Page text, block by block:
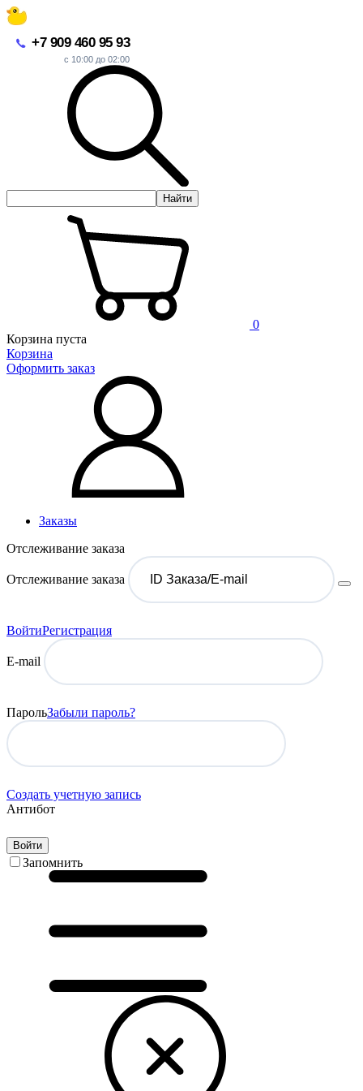
+7 909 460 95 93
с 10:00 до 02:00
Найти
0
Корзина пуста
Корзина
Оформить заказ
Заказы
Отслеживание заказа
Отслеживание заказа
ВойтиРегистрация
E-mail
ПарольЗабыли пароль?
Создать учетную запись
Антибот
Войти
Запомнить